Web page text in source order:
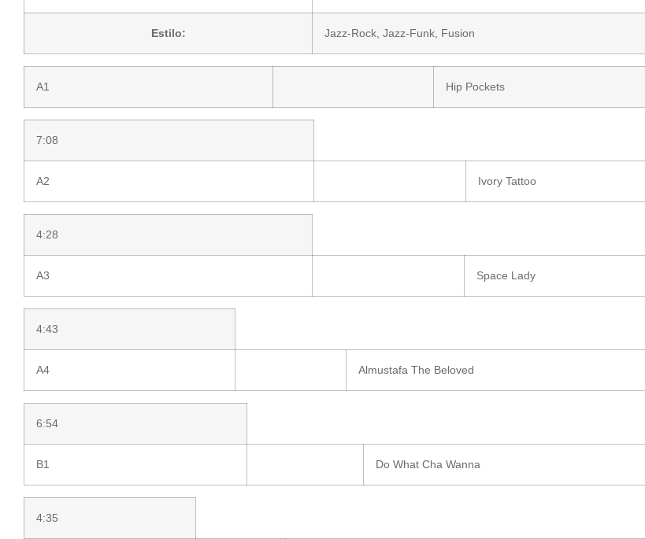
Estilo: Jazz-Rock Jazz-Funk Fusion
A1 Hip Pockets
7:08
A2 Ivory Tattoo
4:28
A3 Space Lady
4:43
A4 Almustafa The Beloved
6:54
B1 Do What Cha Wanna
4:35